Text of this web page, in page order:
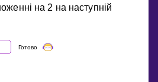
на 2 на наступній
Готово